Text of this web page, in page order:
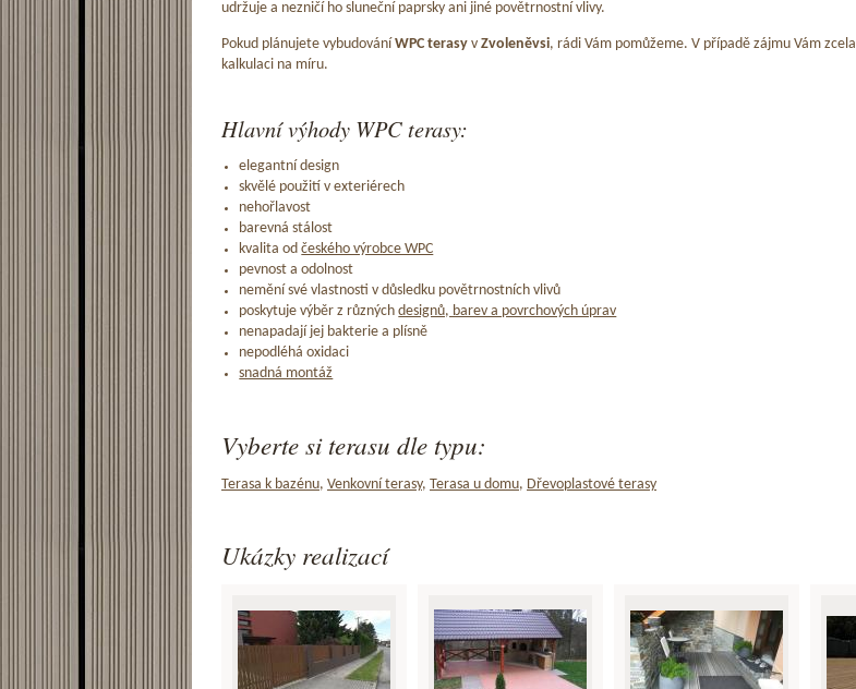
udržuje a nezničí ho sluneční paprsky ani jiné povětrnostní vlivy.
Pokud plánujete vybudování WPC terasy v Zvoleněvsi, rádi Vám pomůžeme. V případě zájmu Vám zcela
kalkulaci na míru.
Hlavní výhody WPC terasy:
elegantní design
skvělé použití v exteriérech
nehořlavost
barevná stálost
kvalita odčeského výrobce WPC
pevnost a odolnost
nemění své vlastnosti v důsledku povětrnostních vlivů
poskytuje výběr z různýchdesignů, barev a povrchových úprav
nenapadají jej bakterie a plísně
nepodléhá oxidaci
snadná montáž
Vyberte si terasu dle typu:
Terasa k bazénu, Venkovní terasy, Terasa u domu, Dřevoplastové terasy
Ukázky realizací